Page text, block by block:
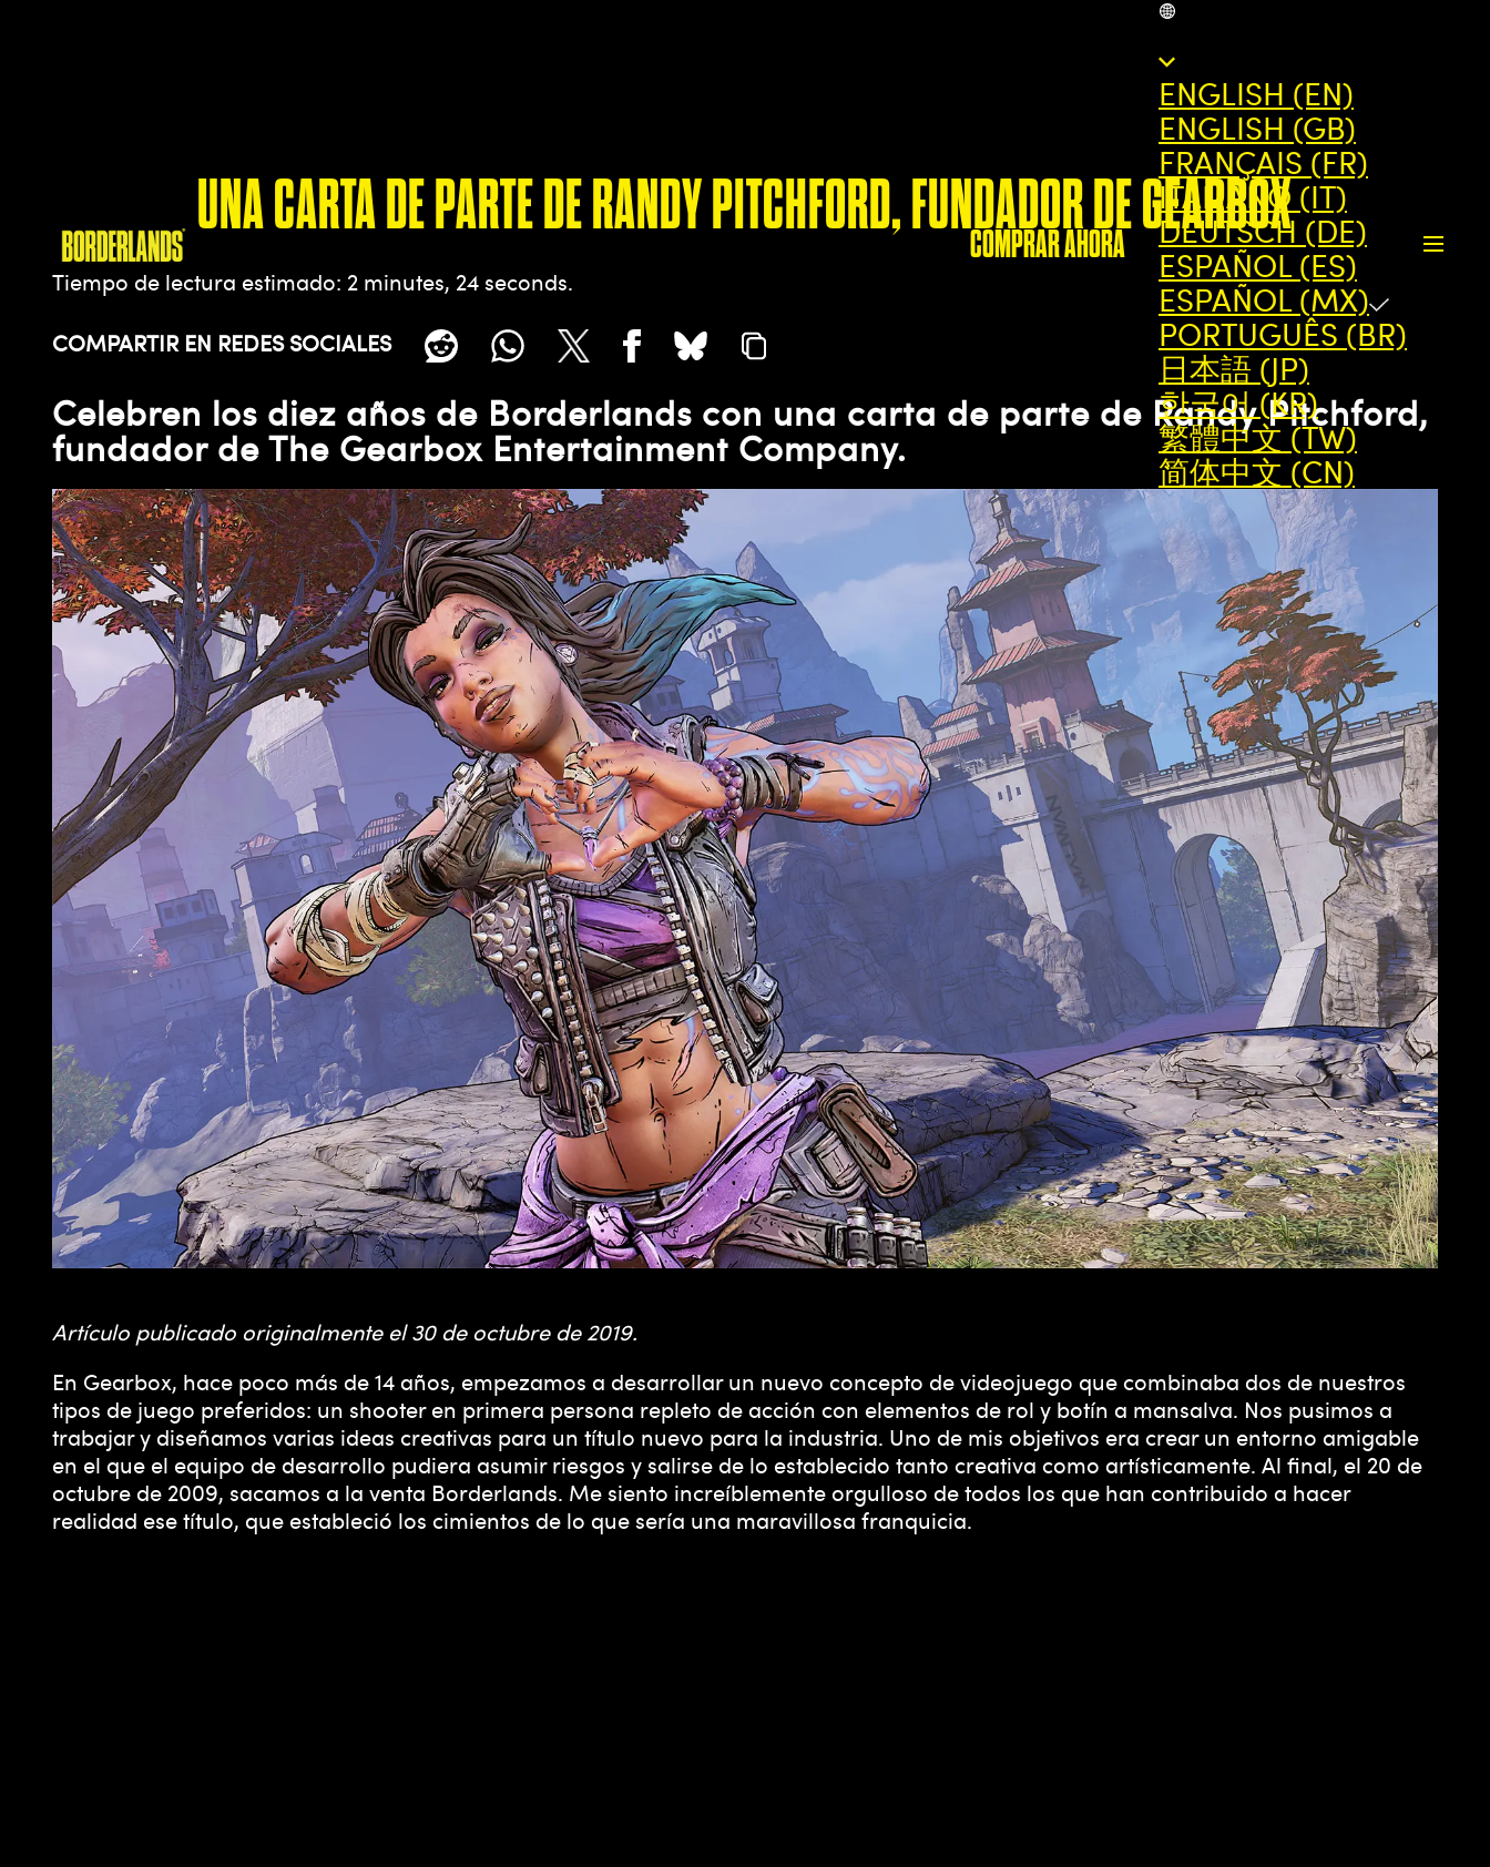
COMPRAR AHORA
ENGLISH (EN)
ENGLISH (GB)
FRANÇAIS (FR)
ITALIANO (IT)
DEUTSCH (DE)
ESPAÑOL (ES)
ESPAÑOL (MX)
PORTUGUÊS (BR)
日本語 (JP)
한국어 (KR)
繁體中文 (TW)
简体中文 (CN)
UNA CARTA DE PARTE DE RANDY PITCHFORD, FUNDADOR DE GEARBOX
Tiempo de lectura estimado 2 minutes, 24 seconds
COMPARTIR EN REDES SOCIALES
Celebren los diez años de Borderlands con una carta de parte de Randy Pitchford,
fundador de The Gearbox Entertainment Company.
Artículo publicado originalmente el 30 de octubre de 2019.
En Gearbox, hace poco más de 14 años, empezamos a desarrollar un nuevo concepto de videojuego que combinaba dos de nuestros
tipos de juego preferidos: un shooter en primera persona repleto de acción con elementos de rol y botín a mansalva. Nos pusimos a
trabajar y diseñamos varias ideas creativas para un título nuevo para la industria. Uno de mis objetivos era crear un entorno amigable
en el que el equipo de desarrollo pudiera asumir riesgos y salirse de lo establecido tanto creativa como artísticamente. Al final, el 20 de
octubre de 2009, sacamos a la venta Borderlands. Me siento increíblemente orgulloso de todos los que han contribuido a hacer
realidad ese título, que estableció los cimientos de lo que sería una maravillosa franquicia.